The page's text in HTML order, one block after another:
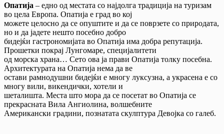
Опатија – едно од местата со најдолга традиција на туризам
во цела Европа. Опатија е град во кој
можете целосно да се опуштите и да се поврзете со природата,
но и да јадете нешто посебно добро
бидејќи гастрономијата во Опатија има добра репутација.
Прошетки покрај Лунгомаре, специјалитети
од морска храна… Сето ова ја прави Опатија толку посебна.
Архитектурата на Опатија нема да ве
остави рамнодушни бидејќи е многу луксузна, а украсена е со
многу вили, викендички, хотели и
шеталишта. Места што мора да се посетат во Опатија се
прекрасната Вила Ангиолина, волшебните
Американски градини, познатата скулптура Девојка со галеб.